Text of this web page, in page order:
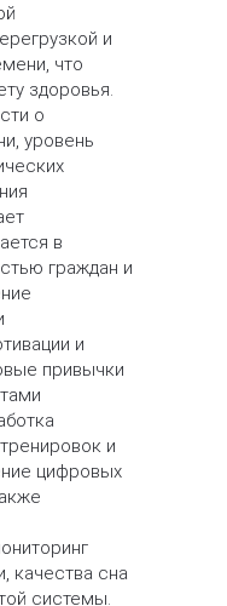
и
что
здоровья.
о
уровень
в
граждан и
и
привычки
и
цифровых
качества сна
системы.